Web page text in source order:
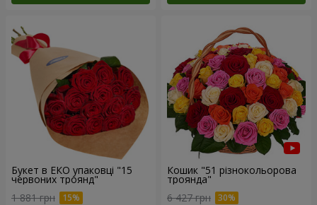
Букет в ЕКО упаковці "15
червоних троянд"
1 881 грн
Кошик "51 різнокольорова
троянда"
6 427 грн